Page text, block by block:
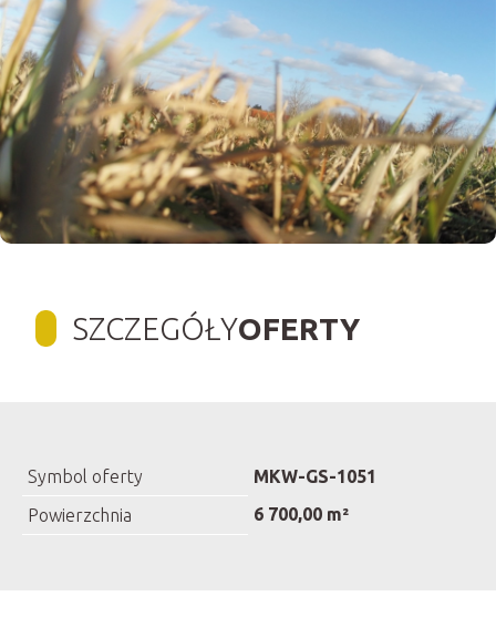
SZCZEGÓŁYOFERTY
Symbol oferty
MKW-GS-1051
Powierzchnia
6 700,00 m²